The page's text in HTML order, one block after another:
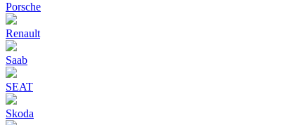
Porsche
Renault
Saab
SEAT
Skoda